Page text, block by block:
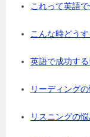
これって英語
こんな時どう
英語で成功する
リーディング
リスニングの